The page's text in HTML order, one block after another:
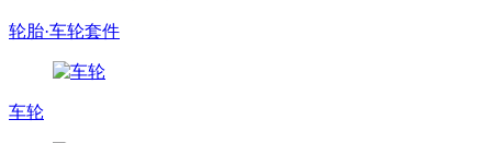
轮胎·车轮套件
车轮